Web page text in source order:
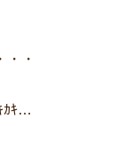
・
ｶｷ…